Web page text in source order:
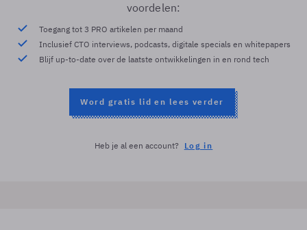
voordelen:
Toegang tot 3 PRO artikelen per maand
Inclusief CTO interviews, podcasts, digitale specials en whitepapers
Blijf up-to-date over de laatste ontwikkelingen in en rond tech
Word gratis lid en lees verder
Heb je al een account? Log in